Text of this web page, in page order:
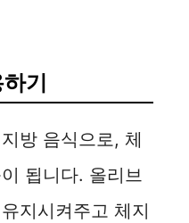
기
방 음식으로, 체
됩니다. 올리브
지시켜주고 체지